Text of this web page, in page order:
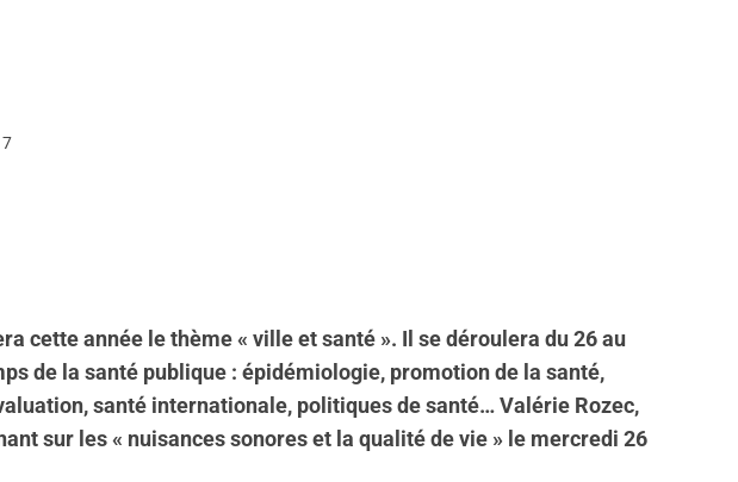
cette année le thème « ville et santé ». Il se déroulera du 26 au
de la santé publique : épidémiologie, promotion de la santé,
santé internationale, politiques de santé… Valérie Rozec,
sur les « nuisances sonores et la qualité de vie » le mercredi 26